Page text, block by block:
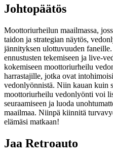
Johtopäätös
Moottoriurheilun maailmassa,
taidon ja strategian näytös,
jännityksen ulottuvuuden
ennustusten tekemiseen ja live-
kokemiseen moottoriurheilu
harrastajille, jotka ovat
vedonlyönnistä. Niin kauan kuin
moottoriurheilu vedonlyönti voi
seuraamiseen ja luoda
maailmaa. Niinpä kiinnitä
elämäsi matkaan!
Jaa Retroauto